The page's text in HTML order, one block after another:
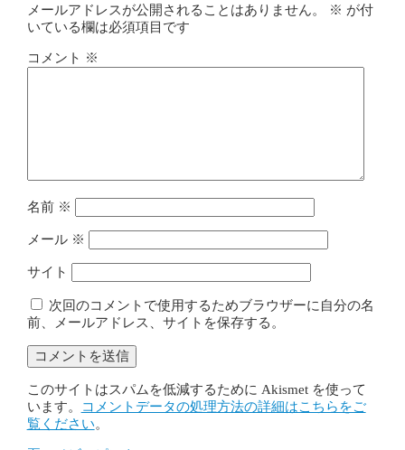
メールアドレスが公開されることはありません。 ※ が付
いている欄は必須項目です
コメント ※
名前 ※
メール ※
サイト
次回のコメントで使用するためブラウザーに自分の名
前、メールアドレス、サイトを保存する。
このサイトはスパムを低減するために Akismet を使って
います。
コメントデータの処理方法の詳細はこちらをご
覧ください。